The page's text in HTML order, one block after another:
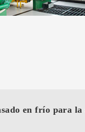
en frío para